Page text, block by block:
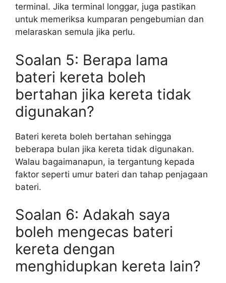
terminal. Jika terminal longgar, juga pastikan
untuk memeriksa kumparan pengebumian dan
melaraskan semula jika perlu.
Soalan 5: Berapa lama
bateri kereta boleh
bertahan jika kereta tidak
digunakan?
Bateri kereta boleh bertahan sehingga
beberapa bulan jika kereta tidak digunakan.
Walau bagaimanapun, ia tergantung kepada
faktor seperti umur bateri dan tahap penjagaan
bateri.
Soalan 6: Adakah saya
boleh mengecas bateri
kereta dengan
menghidupkan kereta lain?